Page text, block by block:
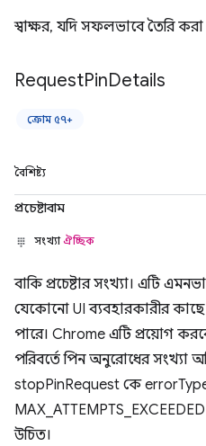
স্বাক্ষর, যদি সফলভাবে তৈরি
RequestPinDetails
ক্রোম ৫৭+
বৈশিষ্ট্য
প্রচেষ্টাবাম
সংখ্যাঐচ্ছিক
বাকি প্রচেষ্টার সংখ্যা। এটি
যেকোনো UI ব্যবহারকারীর
পারে। Chrome এটি প্রয়োগ
পরিবর্তে পিন অনুরোধের সংখ্যা
stopPinRequest কে
উচিত।